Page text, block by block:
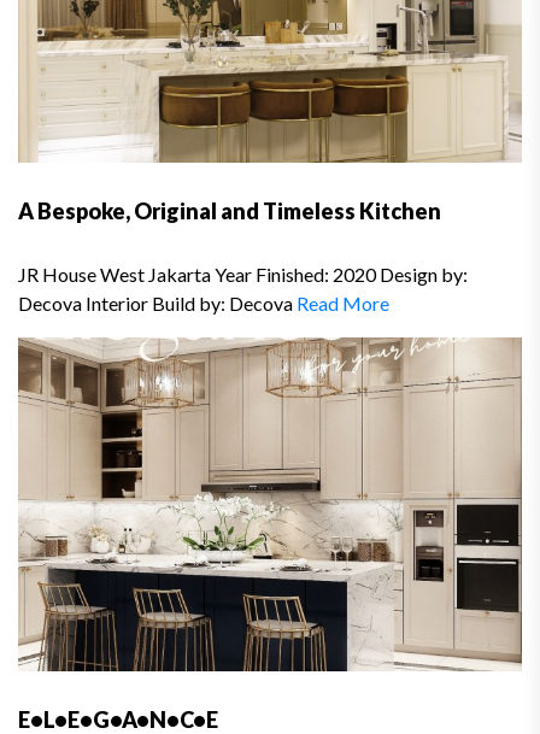
A Bespoke, Original and Timeless Kitchen
JR House West Jakarta Year Finished: 2020 Design by:
Decova Interior Build by: Decova Read More
E•L•E•G•A•N•C•E